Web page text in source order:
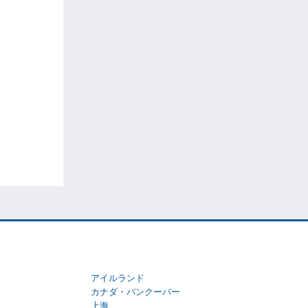
アイルランド
カナダ・バンクーバー
上海